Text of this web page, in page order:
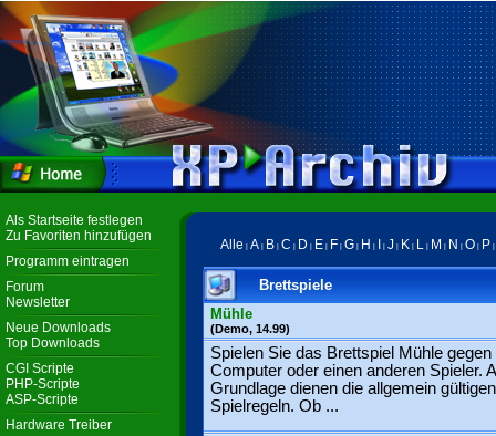
Als Startseite festlegen
Zu Favoriten hinzufügen
Programm eintragen
Forum
Newsletter
Neue Downloads
Top Downloads
CGI Scripte
PHP-Scripte
ASP-Scripte
Hardware Treiber
Alle A B C D E F G H J K L M N O P
Brettspiele
Mühle
(Demo, 14.99)
Spielen Sie das Brettspiel Mühle gegen
Computer oder einen anderen Spieler.
Grundlage dienen die allgemein gültigen
Spielregeln. Ob ...